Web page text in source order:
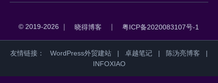
© 2019-2026 ｜ 晓得博客 ｜ 粤ICP备2020083107号-1
友情链接： WordPress外贸建站 | 卓越笔记 | 陈沩亮博客
|
INFOXIAO